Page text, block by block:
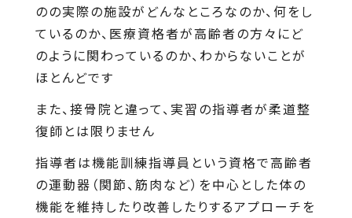
のの実際の施設がどんなところなのか、何をし
ているのか、医療資格者が高齢者の方々にど
のように関わっているのか、わからないことが
ほとんどです
また、接骨院と違って、実習の指導者が柔道整
復師とは限りません
指導者は機能訓練指導員という資格で高齢者
の運動器（関節、筋肉など）を中心とした体の
機能を維持したり改善したりするアプローチを